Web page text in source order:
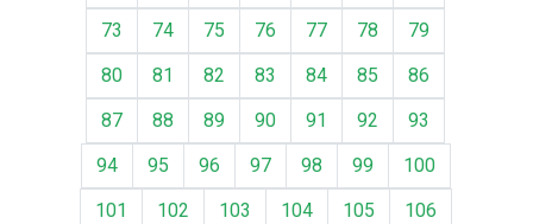
73
74 75 76 77 78
79
80
81 82 83 84 85
86
87
88 89 90 91 92
93
94
95 96 97 98 99
100
101
102 103 104 105
106